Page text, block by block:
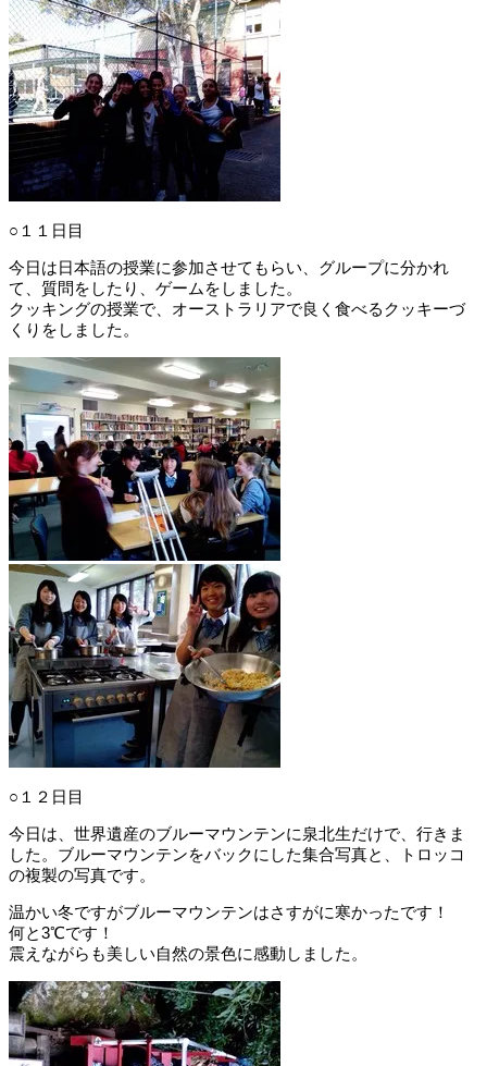
○１１日目
今日は日本語の授業に参加させてもらい、グループに分かれ
て、質問をしたり、ゲームをしました。
クッキングの授業で、オーストラリアで良く食べるクッキーづ
くりをしました。
○１２日目
今日は、世界遺産のブルーマウンテンに泉北生だけで、行きま
した。ブルーマウンテンをバックにした集合写真と、トロッコ
の複製の写真です。
温かい冬ですがブルーマウンテンはさすがに寒かったです！
何と3℃です！
震えながらも美しい自然の景色に感動しました。